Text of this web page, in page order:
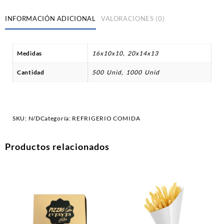
INFORMACIÓN ADICIONAL VALORACIONES (0)
Medidas 16x10x10, 20x14x13
Cantidad 500 Unid, 1000 Unid
SKU: N/DCategoría: REFRIGERIO COMIDA
Productos relacionados